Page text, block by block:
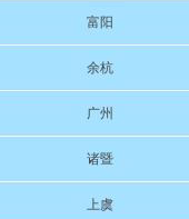
富阳
余杭
广州
诸暨
上虞